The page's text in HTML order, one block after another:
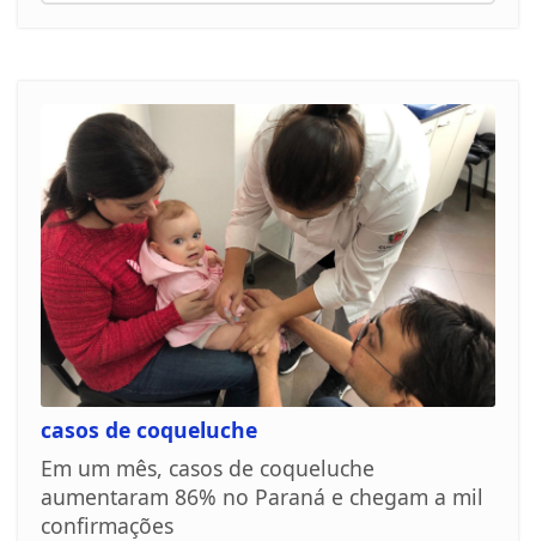
casos de coqueluche
Em um mês, casos de coqueluche
aumentaram 86% no Paraná e chegam a mil
confirmações